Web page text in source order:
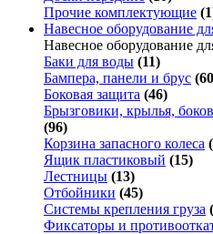
Прочие комплектующие
Навесное оборудование
Навесное оборудование
Баки для воды (11)
Бампера, панели и брус
Боковая защита (46)
Брызговики, крылья,
(96)
Корзина запасного колеса
Ящик пластиковый (15)
Лестницы (13)
Отбойники (45)
Системы крепления груза
Фиксаторы и